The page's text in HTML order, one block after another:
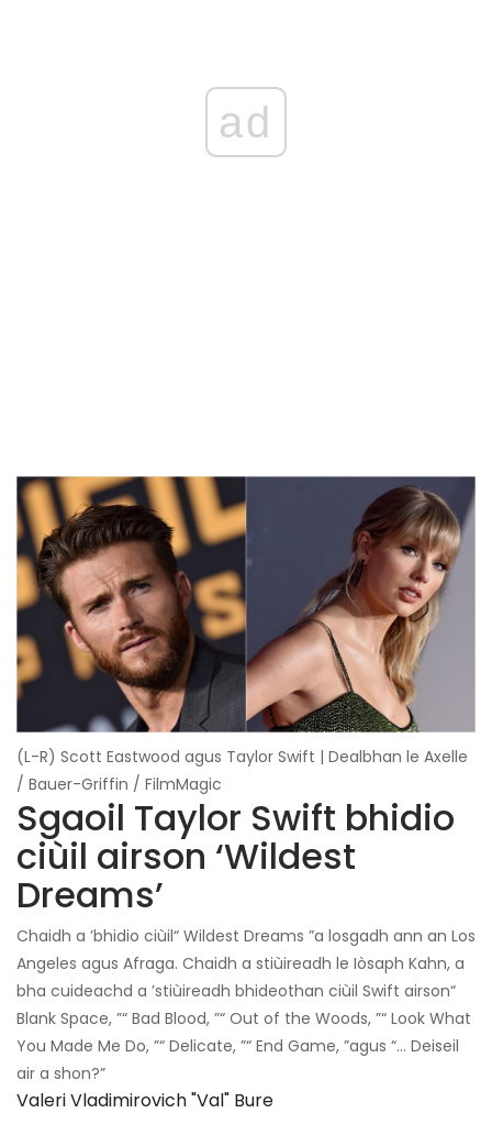
ad
(L-R) Scott Eastwood agus Taylor Swift | Dealbhan le Axelle
/ Bauer-Griffin / FilmMagic
Sgaoil Taylor Swift bhidio
ciùil airson ‘Wildest
Dreams’
Chaidh a ’bhidio ciùil“ Wildest Dreams ”a losgadh ann an Los
Angeles agus Afraga. Chaidh a stiùireadh le Iòsaph Kahn, a
bha cuideachd a ’stiùireadh bhideothan ciùil Swift airson“
Blank Space, ”“ Bad Blood, ”“ Out of the Woods, ”“ Look What
You Made Me Do, ”“ Delicate, ”“ End Game, ”agus “… Deiseil
air a shon?”
Valeri Vladimirovich "val" Bure